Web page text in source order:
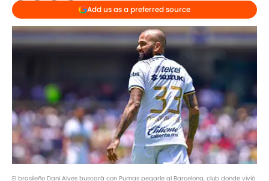
Add us as a preferred source
El brasileño Dani Alves buscará con Pumas pegarle al Barcelona, club donde vivió